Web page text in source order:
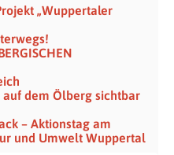
„Wuppertaler
auf dem Ölberg sichtbar
– Aktionstag am
und Umwelt Wuppertal